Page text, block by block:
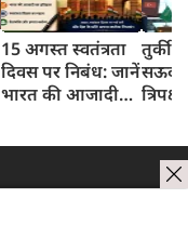
15 अगस्त स्वतंत्रता
दिवस पर निबंध: जानें
भारत की आजादी
तुर्की,
सऊदी